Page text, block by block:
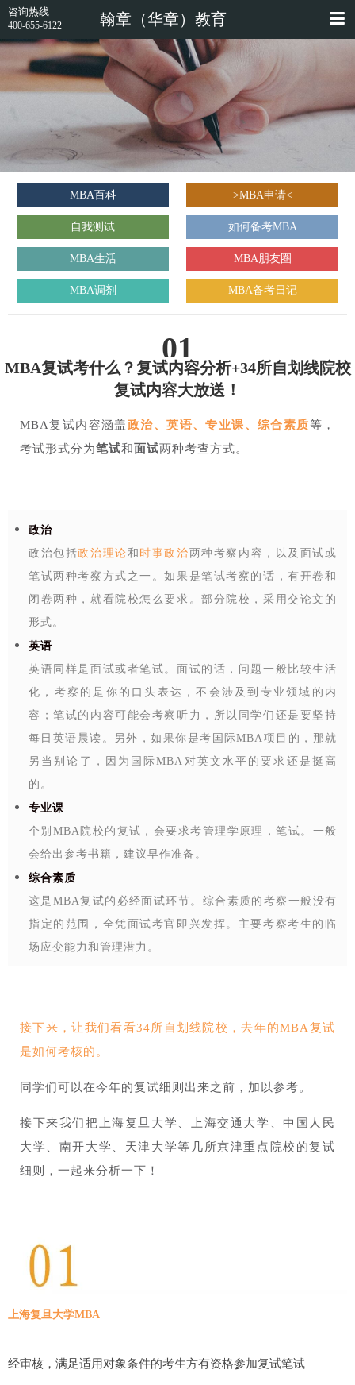
咨询热线
400-655-6122 翰章（华章）教育
MBA百科 >MBA申请<
自我测试 如何备考MBA
MBA生活 MBA朋友圈
MBA调剂 MBA备考日记
01
MBA复试考什么？复试内容分析+34所自划线院校
复试内容大放送！
MBA复试内容涵盖政治、英语、专业课、综合素质等，
考试形式分为笔试和面试两种考查方式。
政治
政治包括政治理论和 时事政治 两种考察内容，以及面试或
笔试两种考察方式之一。如果是笔试考察的话，有开卷和
闭卷两种，就看院校怎么要求。部分院校，采用交论文的
形式。
英语
英语同样是面试或者笔试。面试的话，问题一般比较生活
化，考察的是你的口头表达，不会涉及到专业领域的内
容；笔试的内容可能会考察听力，所以同学们还是要坚持
每日英语晨读。另外，如果你是考国际MBA项目的，那就
另当别论了，因为国际MBA对英文水平的要求还是挺高
的。
专业课
个别MBA院校的复试，会要求考管理学原理，笔试。一般
会给出参考书籍，建议早作准备。
综合素质
这是MBA复试的必经面试环节。综合素质的考察一般没有
指定的范围，全凭面试考官即兴发挥。主要考察考生的临
场应变能力和管理潜力。
接下来，让我们看看34所自划线院校，去年的MBA复试
是如何考核的。
同学们可以在今年的复试细则出来之前，加以参考。
接下来我们把上海复旦大学、上海交通大学、中国人民
大学、南开大学、天津大学等几所京津重点院校的复试
细则，一起来分析一下！
上海复旦大学MBA
经审核，满足适用对象条件的考生方有资格参加复试笔试